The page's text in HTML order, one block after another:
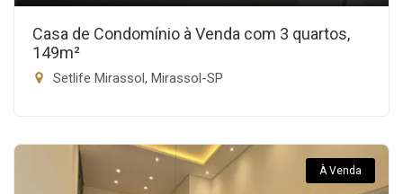
Casa de Condomínio à Venda com 3 quartos,
149m²
Setlife Mirassol, Mirassol-SP
À Venda